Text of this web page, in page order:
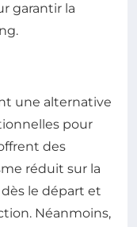
garantir la
une alternative
pour
des
réduit sur la
le départ et
Néanmoins,